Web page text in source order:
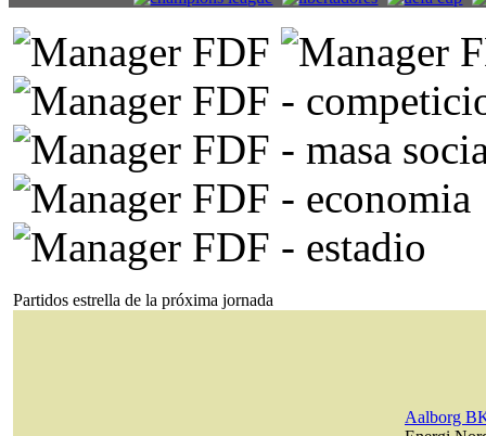
Partidos estrella de la próxima jornada
Aalborg